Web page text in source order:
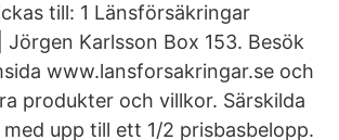
till: 1 Länsförsäkringar
Karlsson Box 153. Besök
www.lansforsakringar.se och
produkter och villkor. Särskilda
upp till ett 1/2 prisbasbelopp.